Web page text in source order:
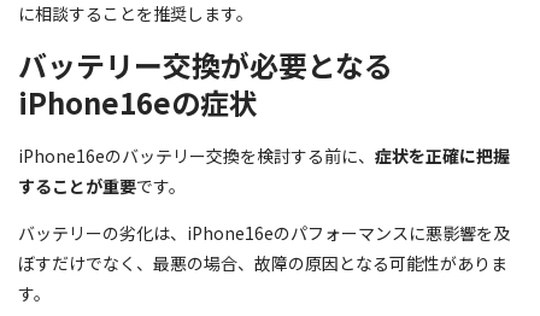
に相談することを推奨します。
バッテリー交換が必要となる
iPhone16eの症状
iPhone16eのバッテリー交換を検討する前に、 症状を正確に把握
することが重要です。
バッテリーの劣化は、iPhone16eのパフォーマンスに悪影響を及
ぼすだけでなく、最悪の場合、故障の原因となる可能性がありま
す。